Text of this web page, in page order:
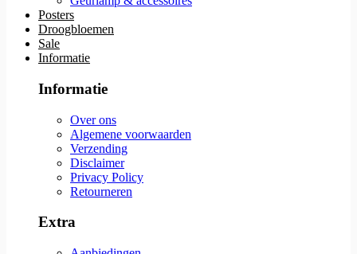
Posters
Droogbloemen
Sale
Informatie
Informatie
Over ons
Algemene voorwaarden
Verzending
Disclaimer
Privacy Policy
Retourneren
Extra